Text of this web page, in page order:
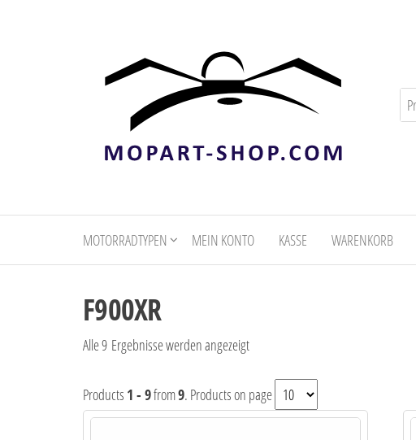
shop.com
MOTORRADTYPEN MEIN KONTO KASSE WARENKORB
F900XR
Alle 9 Ergebnisse werden angezeigt
Products 1 - 9from9. Products on page